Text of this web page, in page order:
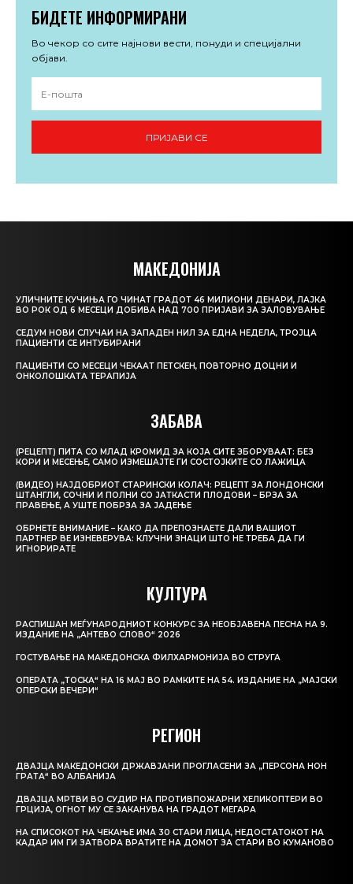
БИДЕТЕ ИНФОРМИРАНИ
Во чекор со сите најнови вести, понуди и специјални
објави.
ПРИЈАВИ СЕ
МАКЕДОНИЈА
УЛИЧНИТЕ КУЧИЊА ГО ЧИНАТ ГРАДОТ 46 МИЛИОНИ ДЕНАРИ, ЛАЈКА
ВО РОК ОД 6 МЕСЕЦИ ДОБИВА НАД 700 ПРИЈАВИ ЗА ЗАЛОВУВАЊЕ
СЕДУМ НОВИ СЛУЧАИ НА ЗАПАДЕН НИЛ ЗА ЕДНА НЕДЕЛА, ТРОЈЦА
ПАЦИЕНТИ СЕ ИНТУБИРАНИ
ПАЦИЕНТИ СО МЕСЕЦИ ЧЕКААТ ПЕТСКЕН, ПОВТОРНО ДОЦНИ И
ОНКОЛОШКАТА ТЕРАПИЈА
ЗАБАВА
(РЕЦЕПТ) ПИТА СО МЛАД КРОМИД ЗА КОЈА СИТЕ ЗБОРУВААТ: БЕЗ
КОРИ И МЕСЕЊЕ, САМО ИЗМЕШАЈТЕ ГИ СОСТОЈКИТЕ СО ЛАЖИЦА
(ВИДЕО) НАЈДОБРИОТ СТАРИНСКИ КОЛАЧ: РЕЦЕПТ ЗА ЛОНДОНСКИ
ШТАНГЛИ, СОЧНИ И ПОЛНИ СО ЈАТКАСТИ ПЛОДОВИ – БРЗА ЗА
ПРАВЕЊЕ, А УШТЕ ПОБРЗА ЗА ЈАДЕЊЕ
ОБРНЕТЕ ВНИМАНИЕ – КАКО ДА ПРЕПОЗНАЕТЕ ДАЛИ ВАШИОТ
ПАРТНЕР ВЕ ИЗНЕВЕРУВА: КЛУЧНИ ЗНАЦИ ШТО НЕ ТРЕБА ДА ГИ
ИГНОРИРАТЕ
КУЛТУРА
РАСПИШАН МЕЃУНАРОДНИОТ КОНКУРС ЗА НЕОБЈАВЕНА ПЕСНА НА 9.
ИЗДАНИЕ НА „АНТЕВО СЛОВО“ 2026
ГОСТУВАЊЕ НА МАКЕДОНСКА ФИЛХАРМОНИЈА ВО СТРУГА
ОПЕРАТА „ТОСКА“ НА 16 МАЈ ВО РАМКИТЕ НА 54. ИЗДАНИЕ НА „МАЈСКИ
ОПЕРСКИ ВЕЧЕРИ“
РЕГИОН
ДВАЈЦА МАКЕДОНСКИ ДРЖАВЈАНИ ПРОГЛАСЕНИ ЗА „ПЕРСОНА НОН
ГРАТА“ ВО АЛБАНИЈА
ДВАЈЦА МРТВИ ВО СУДИР НА ПРОТИВПОЖАРНИ ХЕЛИКОПТЕРИ ВО
ГРЦИЈА, ОГНОТ МУ СЕ ЗАКАНУВА НА ГРАДОТ МЕГАРА
НА СПИСОКОТ НА ЧЕКАЊЕ ИМА 30 СТАРИ ЛИЦА, НЕДОСТАТОКОТ НА
КАДАР ИМ ГИ ЗАТВОРА ВРАТИТЕ НА ДОМОТ ЗА СТАРИ ВО КУМАНОВО